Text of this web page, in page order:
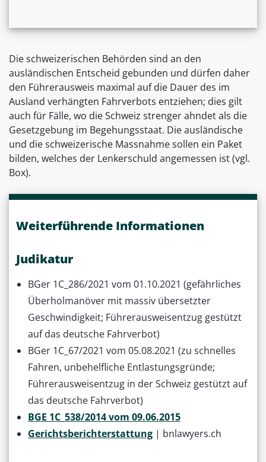
Die schweizerischen Behörden sind an den
ausländischen Entscheid gebunden und dürfen daher
den Führerausweis maximal auf die Dauer des im
Ausland verhängten Fahrverbots entziehen; dies gilt
auch für Fälle, wo die Schweiz strenger ahndet als die
Gesetzgebung im Begehungsstaat. Die ausländische
und die schweizerische Massnahme sollen ein Paket
bilden, welches der Lenkerschuld angemessen ist (vgl.
Box).
Weiterführende Informationen
Judikatur
BGer 1C_286/2021 vom 01.10.2021 (gefährliches
Überholmanöver mit massiv übersetzter
Geschwindigkeit; Führerausweisentzug gestützt
auf das deutsche Fahrverbot)
BGer 1C_67/2021 vom 05.08.2021 (zu schnelles
Fahren, unbehelfliche Entlastungsgründe;
Führerausweisentzug in der Schweiz gestützt auf
das deutsche Fahrverbot)
BGE 1C_538/2014 vom 09.06.2015
Gerichtsberichterstattung | bnlawyers.ch